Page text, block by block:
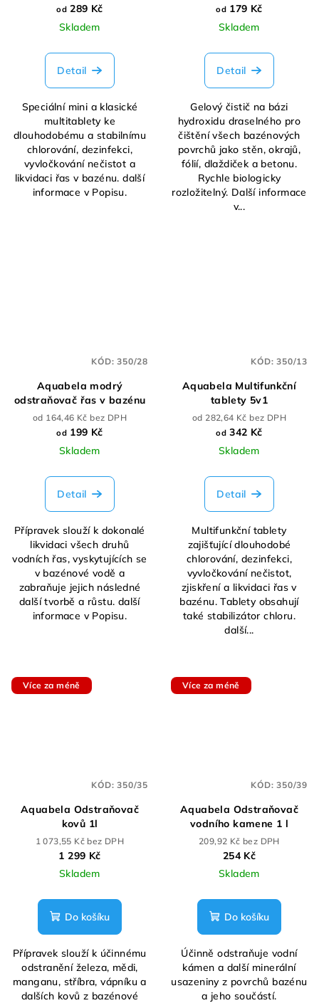
od 289 Kč
Skladem
Detail
Speciální mini a klasické
multitablety ke
dlouhodobému a stabilnímu
chlorování, dezinfekci,
vyvločkování nečistot a
likvidaci řas v bazénu. další
informace v Popisu.
od 179 Kč
Skladem
Detail
Gelový čistič na bázi
hydroxidu draselného pro
čištění všech bazénových
povrchů jako stěn, okrajů,
fólií, dlaždiček a betonu.
Rychle biologicky
rozložitelný. Další informace
v...
Aquabela modrý
odstraňovač řas v bazénu
od 164,46 Kč bez DPH
od 199 Kč
Skladem
Detail
Přípravek slouží k dokonalé
likvidaci všech druhů
vodních řas, vyskytujících se
v bazénové vodě a
zabraňuje jejich následné
další tvorbě a růstu. další
informace v Popisu.
KÓD:350/28
Aquabela Multifunkční
tablety 5v1
od 282,64 Kč bez DPH
od 342 Kč
Skladem
Detail
Multifunkční tablety
zajišťující dlouhodobé
chlorování, dezinfekci,
vyvločkování nečistot,
zjiskření a likvidaci řas v
bazénu. Tablety obsahují
také stabilizátor chloru.
další...
KÓD:350/13
Více za méně
Aquabela Odstraňovač
kovů 1l
1 073,55 Kč bez DPH
1 299 Kč
Skladem
Do košíku
Přípravek slouží k účinnému
odstranění železa, mědi,
manganu, stříbra, vápníku a
dalších kovů z bazénové
KÓD:350/35
Více za méně
Aquabela Odstraňovač
vodního kamene 1 l
209,92 Kč bez DPH
254 Kč
Skladem
Do košíku
Účinně odstraňuje vodní
kámen a další minerální
usazeniny z povrchů bazénu
a jeho součástí.
KÓD:350/39